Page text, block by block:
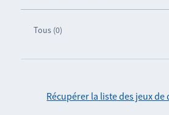
Tous (0)
Récupérer la liste des jeux de